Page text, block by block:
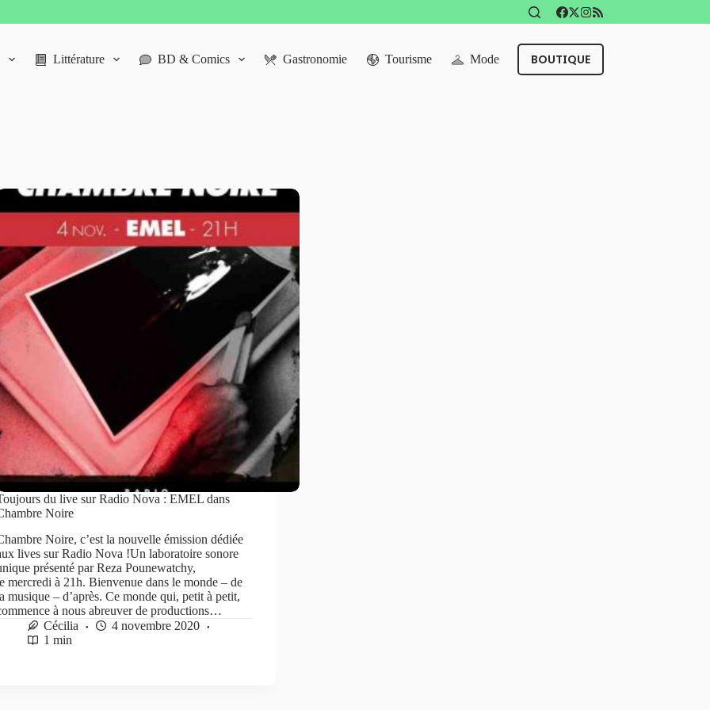
Littérature BD & Comics Gastronomie Tourisme Mode BOUTIQUE
du live sur Radio Nova : EMEL dans
Noire
Noire, c’est la nouvelle émission dédiée
lives sur Radio Nova !Un laboratoire sonore
présenté par Reza Pounewatchy,
mercredi à 21h. Bienvenue dans le monde – de
musique – d’après. Ce monde qui, petit à petit,
à nous abreuver de productions…
Cécilia
4 novembre 2020
1 min